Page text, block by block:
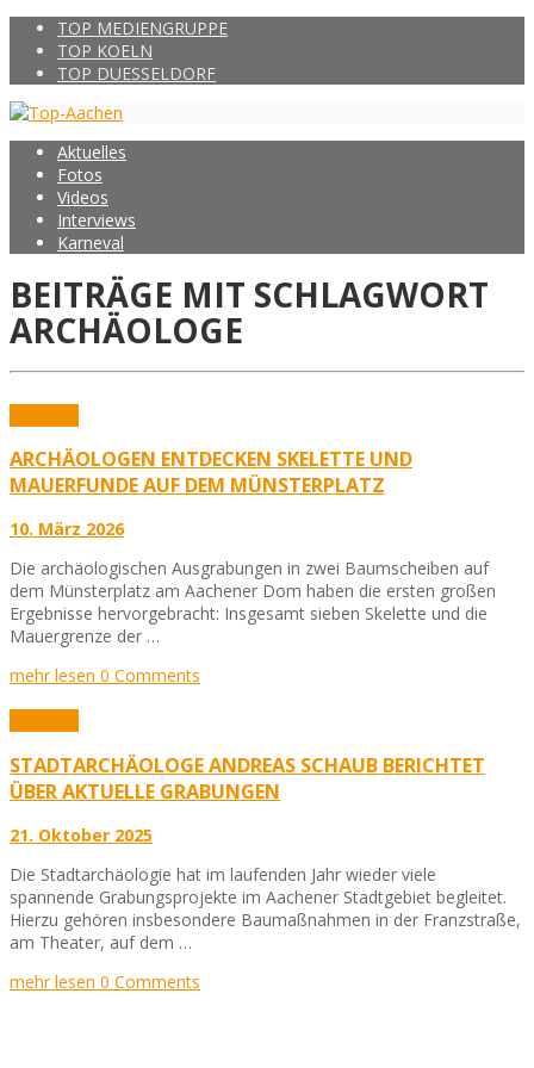
TOP MEDIENGRUPPE
TOP KOELN
TOP DUESSELDORF
Aktuelles
Fotos
Videos
Interviews
Karneval
BEITRÄGE MIT SCHLAGWORT
ARCHÄOLOGE
ARCHÄOLOGEN ENTDECKEN SKELETTE UND
MAUERFUNDE AUF DEM MÜNSTERPLATZ
10. März 2026
Die archäologischen Ausgrabungen in zwei Baumscheiben auf
dem Münsterplatz am Aachener Dom haben die ersten großen
Ergebnisse hervorgebracht: Insgesamt sieben Skelette und die
Mauergrenze der …
mehr lesen 0 Comments
STADTARCHÄOLOGE ANDREAS SCHAUB BERICHTET
ÜBER AKTUELLE GRABUNGEN
21. Oktober 2025
Die Stadtarchäologie hat im laufenden Jahr wieder viele
spannende Grabungsprojekte im Aachener Stadtgebiet begleitet.
Hierzu gehören insbesondere Baumaßnahmen in der Franzstraße,
am Theater, auf dem …
mehr lesen 0 Comments